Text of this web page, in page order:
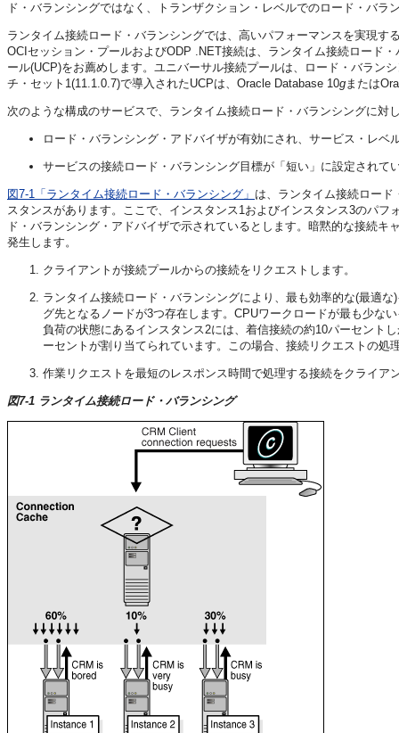
ド・バランシングではなく、トランザクション・レベルでのロード・バラ
ランタイム接続ロード・バランシングでは、高いパフォーマンスを実現
OCIセッション・プールおよびODP .NET接続は、ランタイム接続ロード
ール(UCP)をお薦めします。ユニバーサル接続プールは、ロード・バラン
チ・セット1(11.1.0.7)で導入されたUCPは、Oracle Database 10gまたは
次のような構成のサービスで、ランタイム接続ロード・バランシングに
ロード・バランシング・アドバイザが有効にされ、サービス・レ
サービスの接続ロード・バランシング目標が「短い」に設定されて
図7-1「ランタイム接続ロード・バランシング」 は、ランタイム接続ロー
スタンスがあります。ここで、インスタンス1およびインスタンス3のパ
ド・バランシング・アドバイザで示されているとします。暗黙的な接続
発生します。
クライアントが接続プールからの接続をリクエストします。
ランタイム接続ロード・バランシングにより、最も効率的な(最適
グ先となるノードが3つ存在します。CPUワークロードが最も少な
負荷の状態にあるインスタンス2には、着信接続の約10パーセント
ーセントが割り当てられています。この場合、接続リクエストの処
作業リクエストを最短のレスポンス時間で処理する接続をクライア
図7-1 ランタイム接続ロード・バランシング